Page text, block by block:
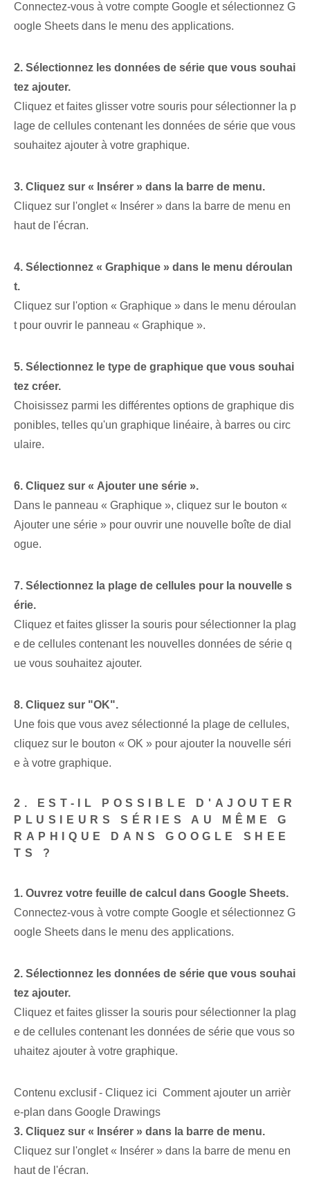
Connectez-vous à votre compte Google et sélectionnez G
oogle Sheets dans le menu des applications.
2. Sélectionnez les données de série que vous souhai
tez ajouter.
Cliquez et faites glisser votre souris pour sélectionner la p
lage de cellules contenant les données de série que vous
souhaitez ajouter à votre graphique.
3. Cliquez sur « Insérer » dans la barre de menu.
Cliquez sur l'onglet « Insérer » dans la barre de menu en
haut de l'écran.
4. Sélectionnez « Graphique » dans le menu déroulan
t.
Cliquez sur l'option « Graphique » dans le menu déroulan
t pour ouvrir le panneau « Graphique ».
5. Sélectionnez le type de graphique que vous souhai
tez créer.
Choisissez parmi les différentes options de graphique dis
ponibles, telles qu'un graphique linéaire, à barres ou circ
ulaire.
6. Cliquez sur « Ajouter une série ».
Dans le panneau « Graphique », cliquez sur le bouton «
Ajouter une série » pour ouvrir une nouvelle boîte de dial
ogue.
7. Sélectionnez la plage de cellules pour la nouvelle s
érie.
Cliquez et faites glisser la souris pour sélectionner la plag
e de cellules contenant les nouvelles données de série q
ue vous souhaitez ajouter.
8. Cliquez sur "OK".
Une fois que vous avez sélectionné la plage de cellules,
cliquez sur le bouton « OK » pour ajouter la nouvelle séri
e à votre graphique.
2. EST-IL POSSIBLE D'AJOUTER
PLUSIEURS SÉRIES AU MÊME G
RAPHIQUE DANS GOOGLE SHEE
TS ?
1. Ouvrez votre feuille de calcul dans Google Sheets.
Connectez-vous à votre compte Google et sélectionnez G
oogle Sheets dans le menu des applications.
2. Sélectionnez les données de série que vous souhai
tez ajouter.
Cliquez et faites glisser la souris pour sélectionner la plag
e de cellules contenant les données de série que vous so
uhaitez ajouter à votre graphique.
Contenu exclusif - Cliquez ici Comment ajouter un arrièr
e-plan dans Google Drawings
3. Cliquez sur « Insérer » dans la barre de menu.
Cliquez sur l'onglet « Insérer » dans la barre de menu en
haut de l'écran.